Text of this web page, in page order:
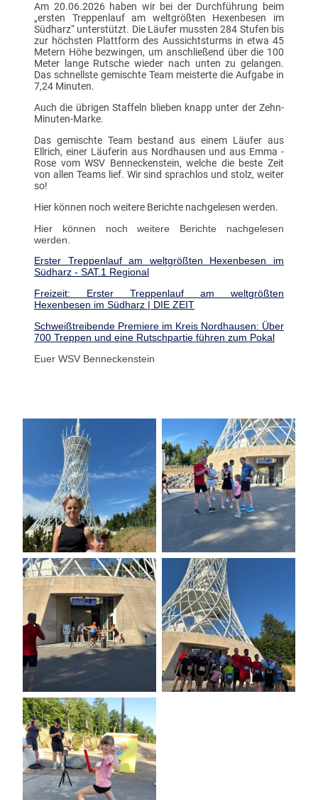
Am 20.06.2026 haben wir bei der Durchführung beim
„ersten Treppenlauf am weltgrößten Hexenbesen im
Südharz“ unterstützt. Die Läufer mussten 284 Stufen bis
zur höchsten Plattform des Aussichtsturms in etwa 45
Metern Höhe bezwingen, um anschließend über die 100
Meter lange Rutsche wieder nach unten zu gelangen.
Das schnellste gemischte Team meisterte die Aufgabe in
7,24 Minuten.
Auch die übrigen Staffeln blieben knapp unter der Zehn-
Minuten-Marke.
Das gemischte Team bestand aus einem Läufer aus
Ellrich, einer Läuferin aus Nordhausen und aus Emma -
Rose vom WSV Benneckenstein, welche die beste Zeit
von allen Teams lief. Wir sind sprachlos und stolz, weiter
so!
Hier können noch weitere Berichte nachgelesen werden.
Hier können noch weitere Berichte nachgelesen
werden.
Erster Treppenlauf am weltgrößten Hexenbesen im
Südharz - SAT.1 Regional
Freizeit: Erster Treppenlauf am weltgrößten
Hexenbesen im Südharz | DIE ZEIT
Schweißtreibende Premiere im Kreis Nordhausen: Über
700 Treppen und eine Rutschpartie führen zum Pokal
Euer WSV Benneckenstein